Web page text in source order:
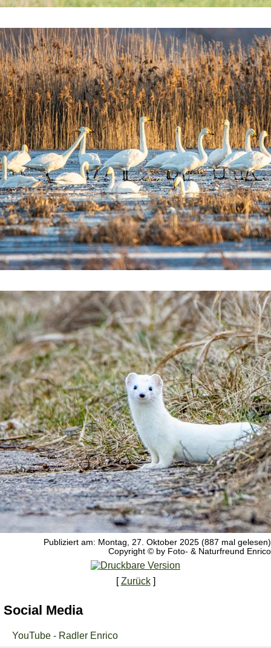
Publiziert am: Montag, 27. Oktober 2025 (887 mal gelesen)
Copyright © by Foto- & Naturfreund Enrico
[Zurück]
Social Media
YouTube - Radler Enrico